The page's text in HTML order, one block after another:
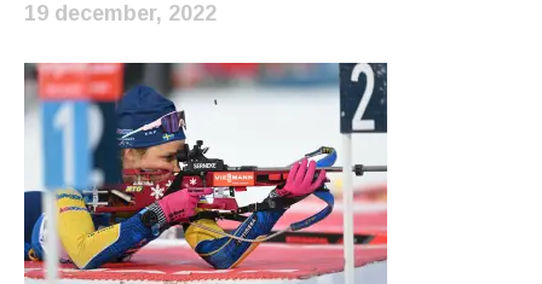
19 december, 2022